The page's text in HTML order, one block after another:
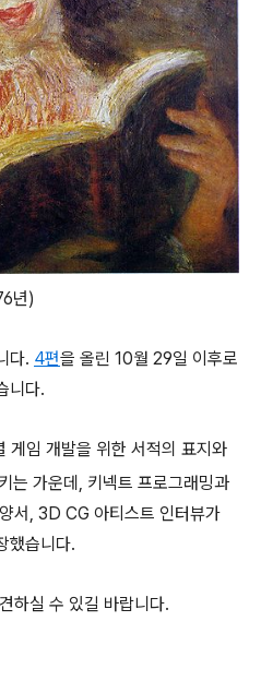
년)
다. 4편을 올린 10월 29일 이후로
니다.
게임 개발을 위한 서적의 표지와
는 가운데, 키넥트 프로그래밍과
서, 3D CG 아티스트 인터뷰가
했습니다.
하실 수 있길 바랍니다.